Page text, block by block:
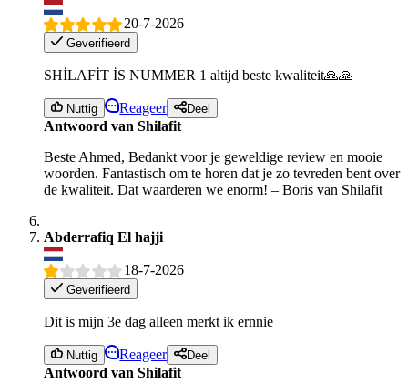
20-7-2026
Geverifieerd
SHİLAFİT İS NUMMER 1 altijd beste kwaliteit🙏🙏
Nuttig Reageer Deel
Antwoord van Shilafit
Beste Ahmed, Bedankt voor je geweldige review en mooie
woorden. Fantastisch om te horen dat je zo tevreden bent over
de kwaliteit. Dat waarderen we enorm! – Boris van Shilafit
Abderrafiq El hajji
18-7-2026
Geverifieerd
Dit is mijn 3e dag alleen merkt ik ernnie
Nuttig Reageer Deel
Antwoord van Shilafit